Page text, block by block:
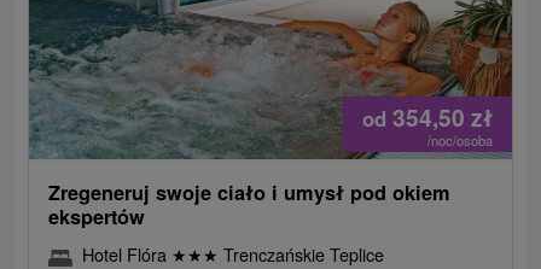
od 354,50 zł
/noc/osoba
Zregeneruj swoje ciało i umysł pod okiem
ekspertów
Hotel Flóra ★★★ Trenczańskie Teplice